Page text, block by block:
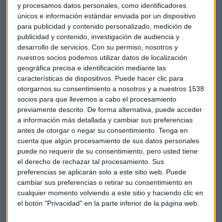
y procesamos datos personales, como identificadores
únicos e información estándar enviada por un dispositivo
para publicidad y contenido personalizado, medición de
publicidad y contenido, investigación de audiencia y
desarrollo de servicios. Con su permiso, nosotros y
nuestros socios podemos utilizar datos de localización
geográfica precisa e identificación mediante las
características de dispositivos. Puede hacer clic para
otorgarnos su consentimiento a nosotros y a nuestros 1538
socios para que llevemos a cabo el procesamiento
previamente descrito. De forma alternativa, puede acceder
a información más detallada y cambiar sus preferencias
antes de otorgar o negar su consentimiento. Tenga en
cuenta que algún procesamiento de sus datos personales
puede no requerir de su consentimiento, pero usted tiene
el derecho de rechazar tal procesamiento. Sus
preferencias se aplicarán solo a este sitio web. Puede
cambiar sus preferencias o retirar su consentimiento en
cualquier momento volviendo a este sitio y haciendo clic en
el botón "Privacidad" en la parte inferior de la página web.
por la Comisión Europea, establece pautas específicas para
que las pymes elaboren informes de sostenibilidad. La "V"
en su nombre indica su carácter voluntario.
"Es una norma para la emisión de informes de
sostenibilidad parapymes, específica y voluntaria", explica
Moya. Esta herramienta define indicadores concretos como
emisiones de gases de efecto invernadero, consumo
energético y respeto a los derechos humanos, entre otros
aspectos.
El valor de la verificación independiente
verificaciónpor terceros añade una capa adicional de
credibilidad. "Verificar es contrastar los datos. Tiene
similitudes con una auditoría financiera en el sentido de que
una persona va a evaluar la documentación, visitar las
instalaciones y pedir datos", señala el director de SGS.